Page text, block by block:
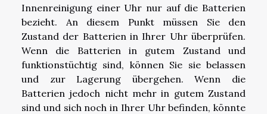
Innenreinigung einer Uhr nur auf die Batterien
bezieht. An diesem Punkt müssen Sie den
Zustand der Batterien in Ihrer Uhr überprüfen.
Wenn die Batterien in gutem Zustand und
funktionstüchtig sind, können Sie sie belassen
und zur Lagerung übergehen. Wenn die
Batterien jedoch nicht mehr in gutem Zustand
sind und sich noch in Ihrer Uhr befinden, könnte